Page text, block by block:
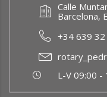
2 months ago
Updated Post:
Bachillerato RCBP
Photo
Calle
Barcelona,
+34 639
L-V 09:00 -